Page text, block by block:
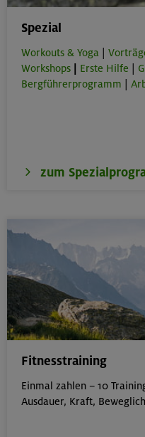
Spezial
Workouts & Yoga
Workshops
Erste Hilfe
Bergführerprogramm
zum
Fitnesstraining
Einmal zahlen – 10
Ausdauer, Kraft,